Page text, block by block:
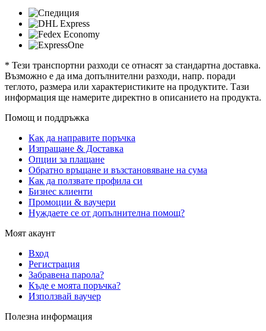
* Тези транспортни разходи се отнасят за стандартна доставка.
Възможно е да има допълнителни разходи, напр. поради
теглото, размера или характеристиките на продуктите. Тази
информация ще намерите директно в описанието на продукта.
Помощ и поддръжка
Как да направите поръчка
Изпращане & Доставка
Опции за плащане
Обратно връщане и възстановяване на сума
Как да ползвате профила си
Бизнес клиенти
Промоции & ваучери
Нуждаете се от допълнителна помощ?
Моят акаунт
Вход
Регистрация
Забравена парола?
Къде е моята поръчка?
Използвай ваучер
Полезна информация